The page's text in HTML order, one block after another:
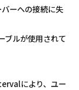
ーへの接続に失
ブルが使用されて
により、ユー